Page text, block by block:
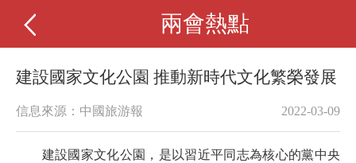
兩會熱點
建設國家文化公園 推動新時代文化繁榮發展
信息來源：中國旅游報 2022-03-09
建設國家文化公園，是以習近平同志為核心的黨中央